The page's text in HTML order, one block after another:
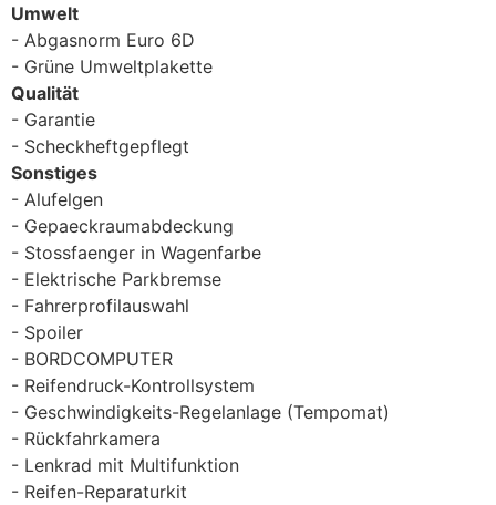
Umwelt
Abgasnorm Euro 6D
Grüne Umweltplakette
Qualität
Garantie
Scheckheftgepflegt
Sonstiges
Alufelgen
Gepaeckraumabdeckung
Stossfaenger in Wagenfarbe
Elektrische Parkbremse
Fahrerprofilauswahl
Spoiler
BORDCOMPUTER
Reifendruck-Kontrollsystem
Geschwindigkeits-Regelanlage (Tempomat)
Rückfahrkamera
Lenkrad mit Multifunktion
Reifen-Reparaturkit